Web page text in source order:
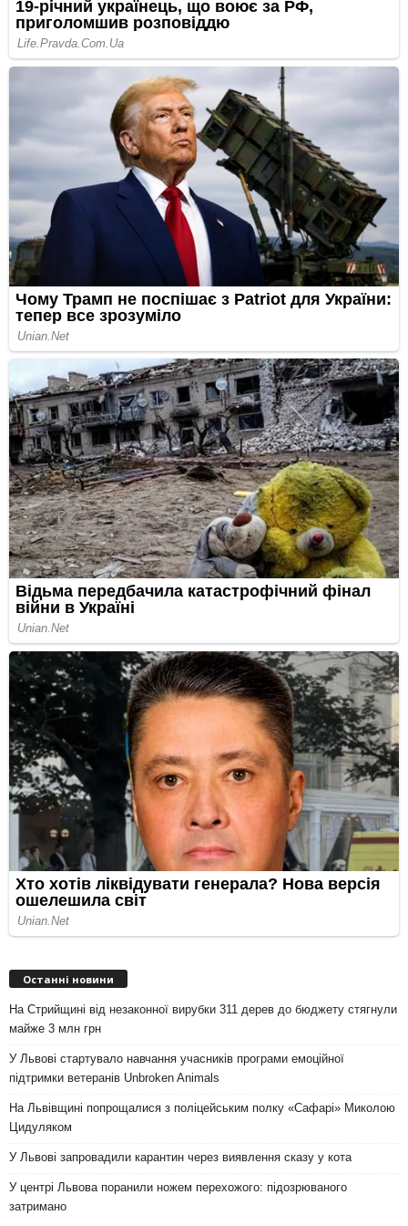
Останні новини
На Стрийщині від незаконної вирубки 311 дерев до бюджету стягнули
майже 3 млн грн
У Львові стартувало навчання учасників програми емоційної
підтримки ветеранів Unbroken Animals
На Львівщині попрощалися з поліцейським полку «Сафарі» Миколою
Цидуляком
У Львові запровадили карантин через виявлення сказу у кота
У центрі Львова поранили ножем перехожого: підозрюваного
затримано